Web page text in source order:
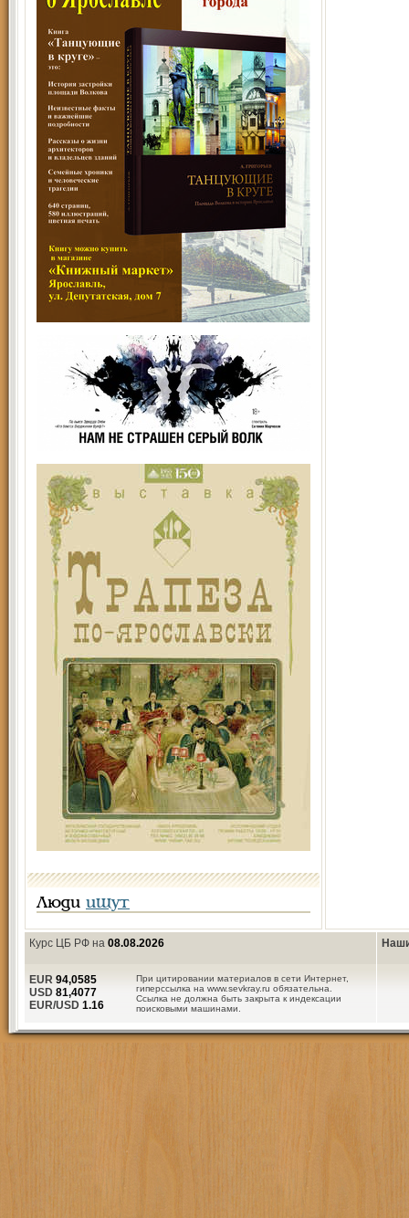
Люди ищут
Курс ЦБ РФ на 08.08.2026
При цитировании материалов в сети Интернет,
гиперссылка на www.sevkray.ru обязательна.
Ссылка не должна быть закрыта к индексации
поисковыми машинами.
EUR 94,0585
USD 81,4077
EUR/USD 1.16